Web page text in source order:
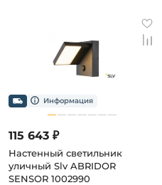
115 643 ₽
Настенный светильник
уличный Slv ABRIDOR
SENSOR 1002990